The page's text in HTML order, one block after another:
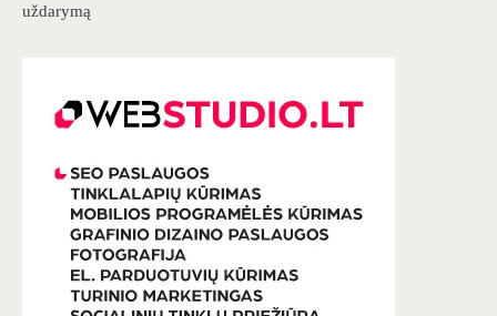
uždarymą